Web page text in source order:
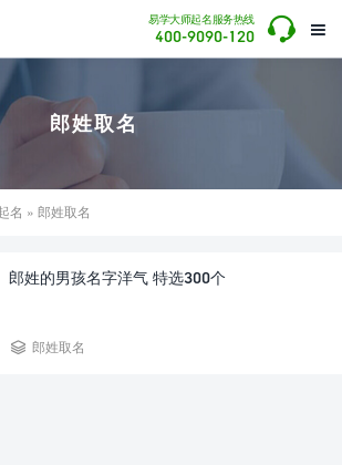

易学大师起名服务热线
400-9090-120 
郎姓取名
名 » 郎姓取名
郎姓的男孩名字洋气 特选300个
 郎姓取名